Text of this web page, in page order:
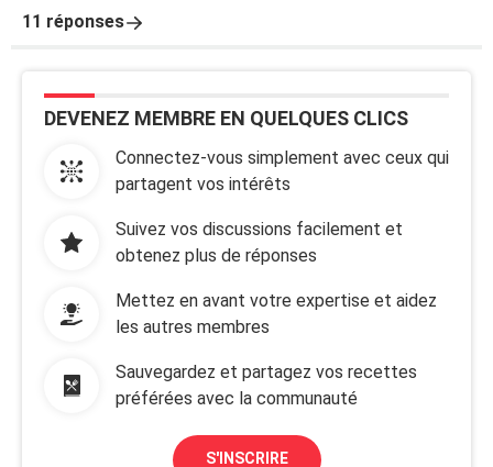
11 réponses
DEVENEZ MEMBRE EN QUELQUES CLICS
Connectez-vous simplement avec ceux qui
partagent vos intérêts
Suivez vos discussions facilement et
obtenez plus de réponses
Mettez en avant votre expertise et aidez
les autres membres
Sauvegardez et partagez vos recettes
préférées avec la communauté
S'INSCRIRE